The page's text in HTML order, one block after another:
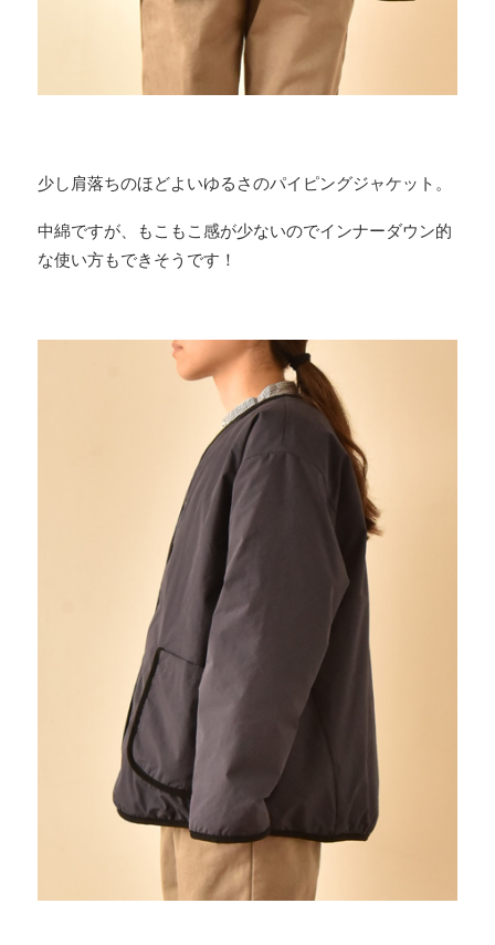
少し肩落ちのほどよいゆるさのパイピングジャケット。
中綿ですが、もこもこ感が少ないのでインナーダウン的
な使い方もできそうです！